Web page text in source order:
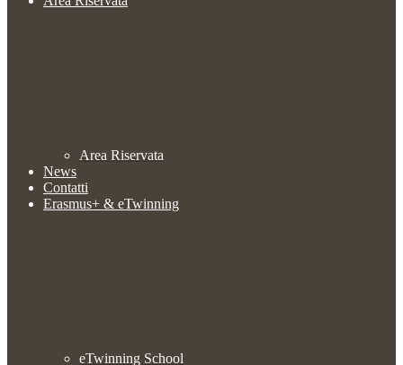
Area Riservata
News
Contatti
Erasmus+ & eTwinning
eTwinning School